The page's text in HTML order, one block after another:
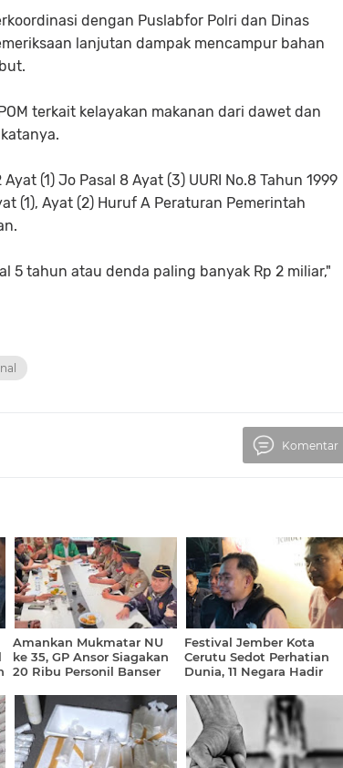
dengan Puslabfor Polri dan Dinas
lanjutan dampak mencampur bahan
terkait kelayakan makanan dari dawet dan
(1) Jo Pasal 8 Ayat (3) UURI No.8 Tahun 1999
(1), Ayat (2) Huruf A Peraturan Pemerintah
5 tahun atau denda paling banyak Rp 2 miliar,"
Komentar
Amankan Mukmatar NU
ke 35, GP Ansor Siagakan
20 Ribu Personil Banser
Festival Jember Kota
Cerutu Sedot Perhatian
Dunia, 11 Negara Hadir